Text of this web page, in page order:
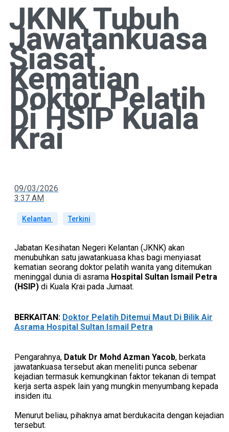
JKNK Tubuh
Jawatankuasa
Siasat
Kematian
Doktor Pelatih
Di HSIP Kuala
Krai
09/03/2026
3:37 AM
Kelantan Terkini
Jabatan Kesihatan Negeri Kelantan (JKNK) akan
menubuhkan satu jawatankuasa khas bagi menyiasat
kematian seorang doktor pelatih wanita yang ditemukan
meninggal dunia di asrama Hospital Sultan Ismail Petra
(HSIP) di Kuala Krai pada Jumaat.
BERKAITAN: Doktor Pelatih Ditemui Maut Di Bilik Air
Asrama Hospital Sultan Ismail Petra
Pengarahnya, Datuk Dr Mohd Azman Yacob, berkata
jawatankuasa tersebut akan meneliti punca sebenar
kejadian termasuk kemungkinan faktor tekanan di tempat
kerja serta aspek lain yang mungkin menyumbang kepada
insiden itu.
Menurut beliau, pihaknya amat berdukacita dengan kejadian
tersebut.